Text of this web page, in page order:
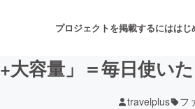
プロジェクトを掲載するにははじ
大容量」＝毎日使い
travelplus フ